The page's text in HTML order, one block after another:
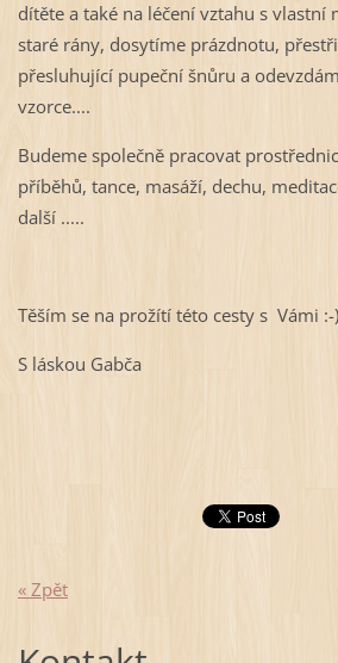
dítěte a také na léčení vztahu s vlastní
staré rány, dosytíme prázdnotu,
přesluhující pupeční šnůru a
vzorce....
Budeme společně pracovat
příběhů, tance, masáží, dechu,
další .....
Těším se na prožítí této cesty s Vámi :-
S láskou Gabča
« Zpět